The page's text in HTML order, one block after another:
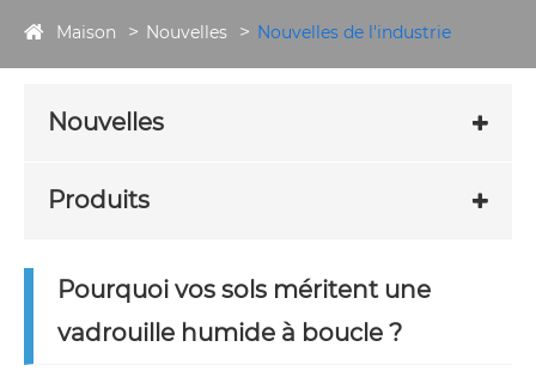
Maison Nouvelles Nouvelles de l'industrie
Nouvelles
Produits
Pourquoi vos sols méritent une
vadrouille humide à boucle ?